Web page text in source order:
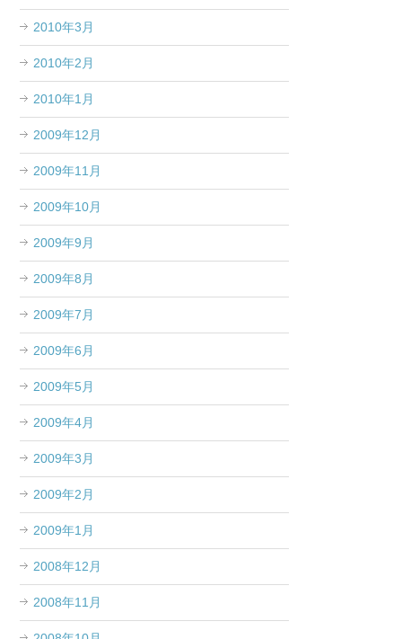
2010年3月
2010年2月
2010年1月
2009年12月
2009年11月
2009年10月
2009年9月
2009年8月
2009年7月
2009年6月
2009年5月
2009年4月
2009年3月
2009年2月
2009年1月
2008年12月
2008年11月